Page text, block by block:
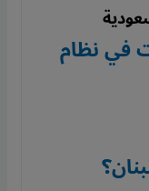
في نظام